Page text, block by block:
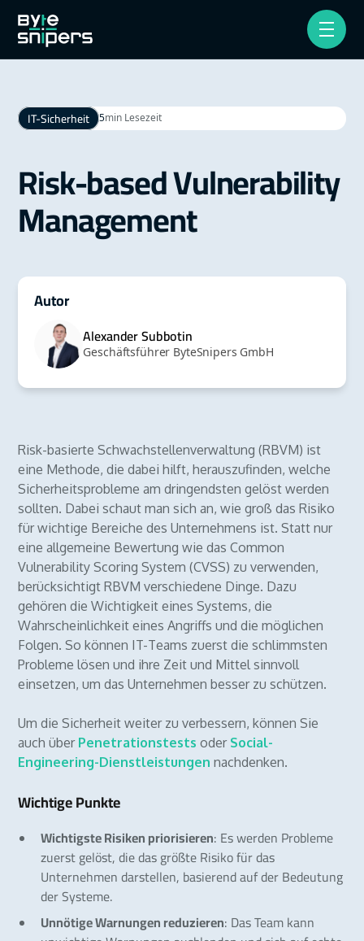
IT-Sicherheit 5min Lesezeit
Risk-based Vulnerability
Management
Autor
Alexander Subbotin
Geschäftsführer ByteSnipers GmbH
Risk-basierte Schwachstellenverwaltung (RBVM) ist
eine Methode, die dabei hilft, herauszufinden, welche
Sicherheitsprobleme am dringendsten gelöst werden
sollten. Dabei schaut man sich an, wie groß das Risiko
für wichtige Bereiche des Unternehmens ist. Statt nur
eine allgemeine Bewertung wie das Common
Vulnerability Scoring System (CVSS) zu verwenden,
berücksichtigt RBVM verschiedene Dinge. Dazu
gehören die Wichtigkeit eines Systems, die
Wahrscheinlichkeit eines Angriffs und die möglichen
Folgen. So können IT-Teams zuerst die schlimmsten
Probleme lösen und ihre Zeit und Mittel sinnvoll
einsetzen, um das Unternehmen besser zu schützen.
Um die Sicherheit weiter zu verbessern, können Sie
auch über Penetrationstests oder Social-
Engineering-Dienstleistungen nachdenken.
Wichtige Punkte
Wichtigste Risiken priorisieren: Es werden Probleme
zuerst gelöst, die das größte Risiko für das
Unternehmen darstellen, basierend auf der Bedeutung
der Systeme.
Unnötige Warnungen reduzieren: Das Team kann